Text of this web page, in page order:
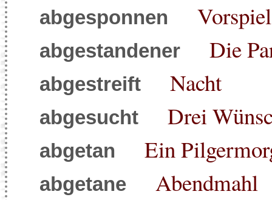
abgesponnen
abgestandener Die
abgestreift Nacht
abgesucht Drei
abgetan Ein
abgetane Abendmahl